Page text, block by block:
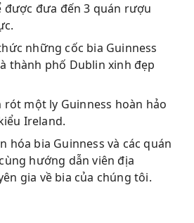
được đưa đến 3 quán rượu
những cốc bia Guinness
thành phố Dublin xinh đẹp
rót một ly Guinness hoàn hảo
Ireland.
hóa bia Guinness và các quán
hướng dẫn viên địa
gia về bia của chúng tôi.